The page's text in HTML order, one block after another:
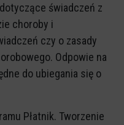
świadczeń z
choroby i
czy o zasady
Odpowie na
do ubiegania się o
Płatnik. Tworzenie